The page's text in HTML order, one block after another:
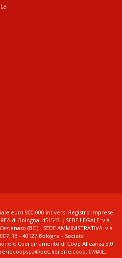
euro 900.000 int.vers. Registro imprese
di Bologna: 451543 ; SEDE LEGALE: via
(BO) - SEDE AMMINISTRATIVA: via
13 - 40127 Bologna - Società
e Coordinamento di Coop Alleanza 3.0
MAIL: